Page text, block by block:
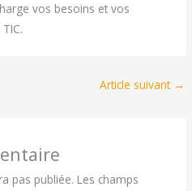
vos besoins et vos
Article suivant →
pas publiée. Les champs